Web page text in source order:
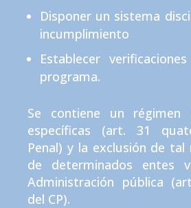
Disponer un sistema
incumplimiento
Establecer
programa.
Se contiene un régimen
específicas (art. 31
Penal) y la exclusión de tal
de determinados entes
Administración pública
del CP).